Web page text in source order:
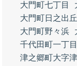
大門町七丁目
大門町日之出丘
大門町野々浜
千代田町一丁目
津之郷町大字